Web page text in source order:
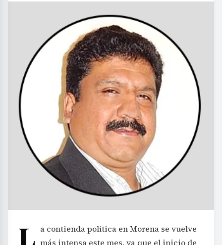
L a contienda política en Morena se vuelve
más intensa este mes, ya que el inicio de